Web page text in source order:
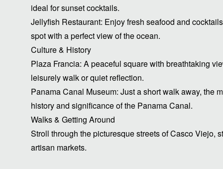
ideal for sunset cocktails.
Jellyfish Restaurant: Enjoy fresh seafood and
spot with a perfect view of the ocean.
Culture & History
Plaza Francia: A peaceful square with breathtaking
leisurely walk or quiet reflection.
Panama Canal Museum: Just a short walk away, the
history and significance of the Panama Canal.
Walks & Getting Around
Stroll through the picturesque streets of Casco Viejo,
artisan markets.